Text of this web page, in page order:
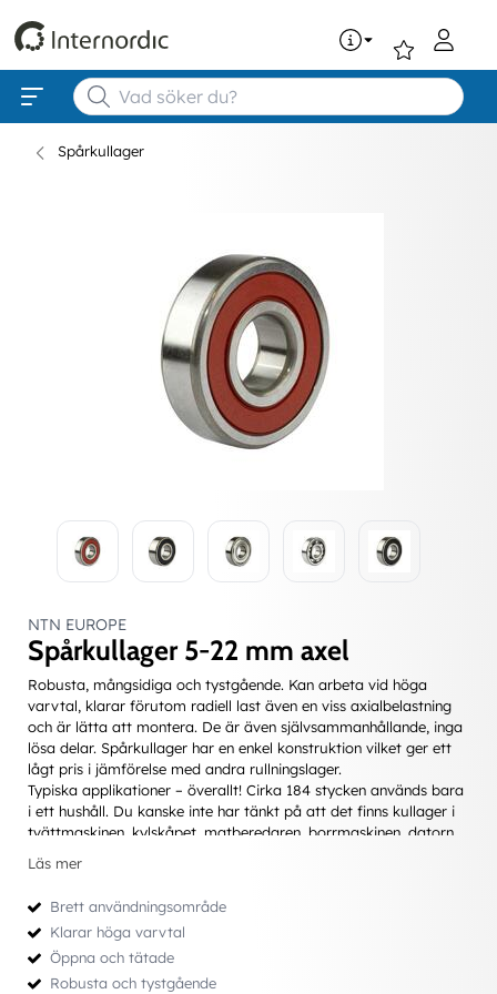
Spårkullager
NTN EUROPE
Spårkullager 5-22 mm axel
Robusta, mångsidiga och tystgående. Kan arbeta vid höga
varvtal, klarar förutom radiell last även en viss axialbelastning
och är lätta att montera. De är även självsammanhållande, inga
lösa delar. Spårkullager har en enkel konstruktion vilket ger ett
lågt pris i jämförelse med andra rullningslager.
Typiska applikationer – överallt! Cirka 184 stycken används bara
i ett hushåll. Du kanske inte har tänkt på att det finns kullager i
tvättmaskinen, kylskåpet, matberedaren, borrmaskinen, datorn,
kommer all användning i industrin...
Enradiga lager finns även med effektiva tätningar; de är då
engångsmordade och under normala förhållanden helt
underhållsfria.
Läs mer
Brett användningsområde
Klarar höga varvtal
Öppna och tätade
Robusta och tystgående